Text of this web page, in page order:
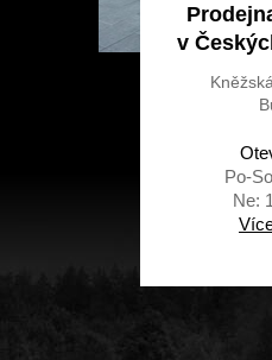
v
Po-
Ne: